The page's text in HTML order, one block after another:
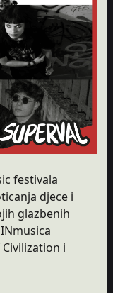
festivala
djece i
glazbenih
i